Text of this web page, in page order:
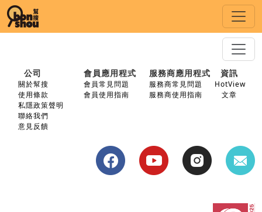
公司
關於幫搜
使用條款
私隱政策聲明
聯絡我們
意見反饋
會員應用程式
會員常見問題
會員使用指南
服務商應用程式
服務商常見問題
服務商使用指南
資訊
HotView
文章